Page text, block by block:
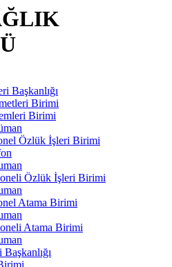
Başkanlığı
Birimi
Birimi
Özlük İşleri Birimi
Özlük İşleri Birimi
Atama Birimi
Atama Birimi